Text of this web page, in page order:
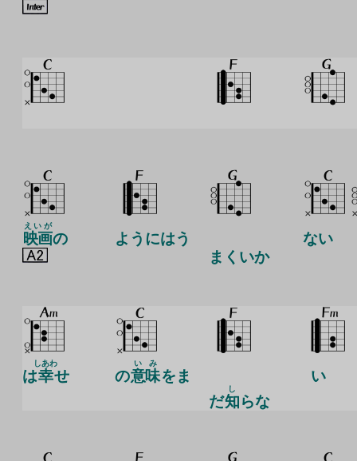
映画
えいが
の
ようにはう
まくいか
ない
は幸
しあわ
せ の意
い
味
み
をま
だ知
し
らな
い